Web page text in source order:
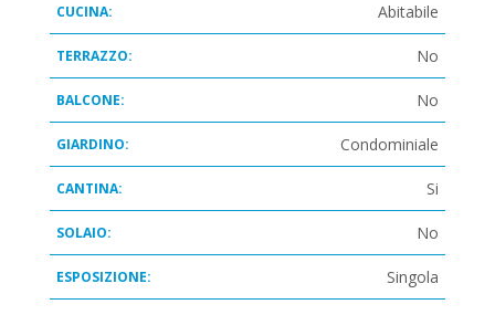
CUCINA: Abitabile
TERRAZZO: No
BALCONE: No
GIARDINO: Condominiale
CANTINA: Si
SOLAIO: No
ESPOSIZIONE: Singola